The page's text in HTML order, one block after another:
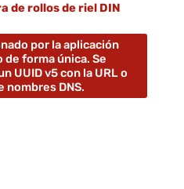
de rollos de riel DIN
por la aplicación
forma única. Se
UUID v5 con la URL o
nombres DNS.